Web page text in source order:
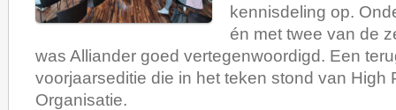
kennisdeling op.
én met twee van de
was Alliander goed vertegenwoordigd. Een
voorjaarseditie die in het teken stond van High
Organisatie.